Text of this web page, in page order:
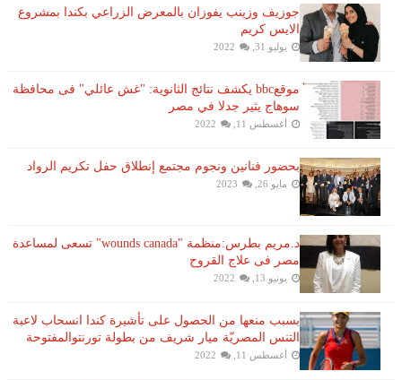
جوزيف وزينب يفوزان بالمعرض الزراعي بكندا بمشروع
الايس كريم
يوليو 31, 2022
موقعbbc يكشف نتائج الثانوية: "غش عائلي" فى محافظة
سوهاج يثير جدلا في مصر
أغسطس 11, 2022
بحضور فنانين ونجوم مجتمع إنطلاق حفل تكريم الرواد
مايو 26, 2023
د.مريم بطرس:منظمة "wounds canada" تسعى لمساعدة
مصر فى علاج القروح
يونيو 13, 2022
بسبب منعها من الحصول على تأشيرة كندا انسحاب لاعبة ​
التنس​ المصريّة ​ميار شريف​ من بطولة ​تورنتو​المفتوحة
أغسطس 11, 2022